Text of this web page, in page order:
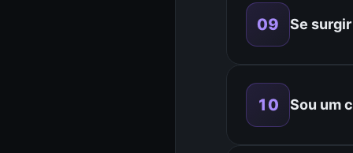
09 Se
10 Sou um